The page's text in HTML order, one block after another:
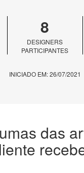
8
DESIGNERS
PARTICIPANTES
INICIADO EM: 26/07/2021
das